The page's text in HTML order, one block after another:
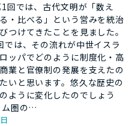
回では、古代文明が「数え
・比べる」という営みを統治
つけてきたことを見ました。
では、その流れが中世イスラ
ッパでどのように制度化・高
業と官僚制の発展を支えたの
いと思います。悠久な歴史の
ように変化したのでしょう
ム圏の…